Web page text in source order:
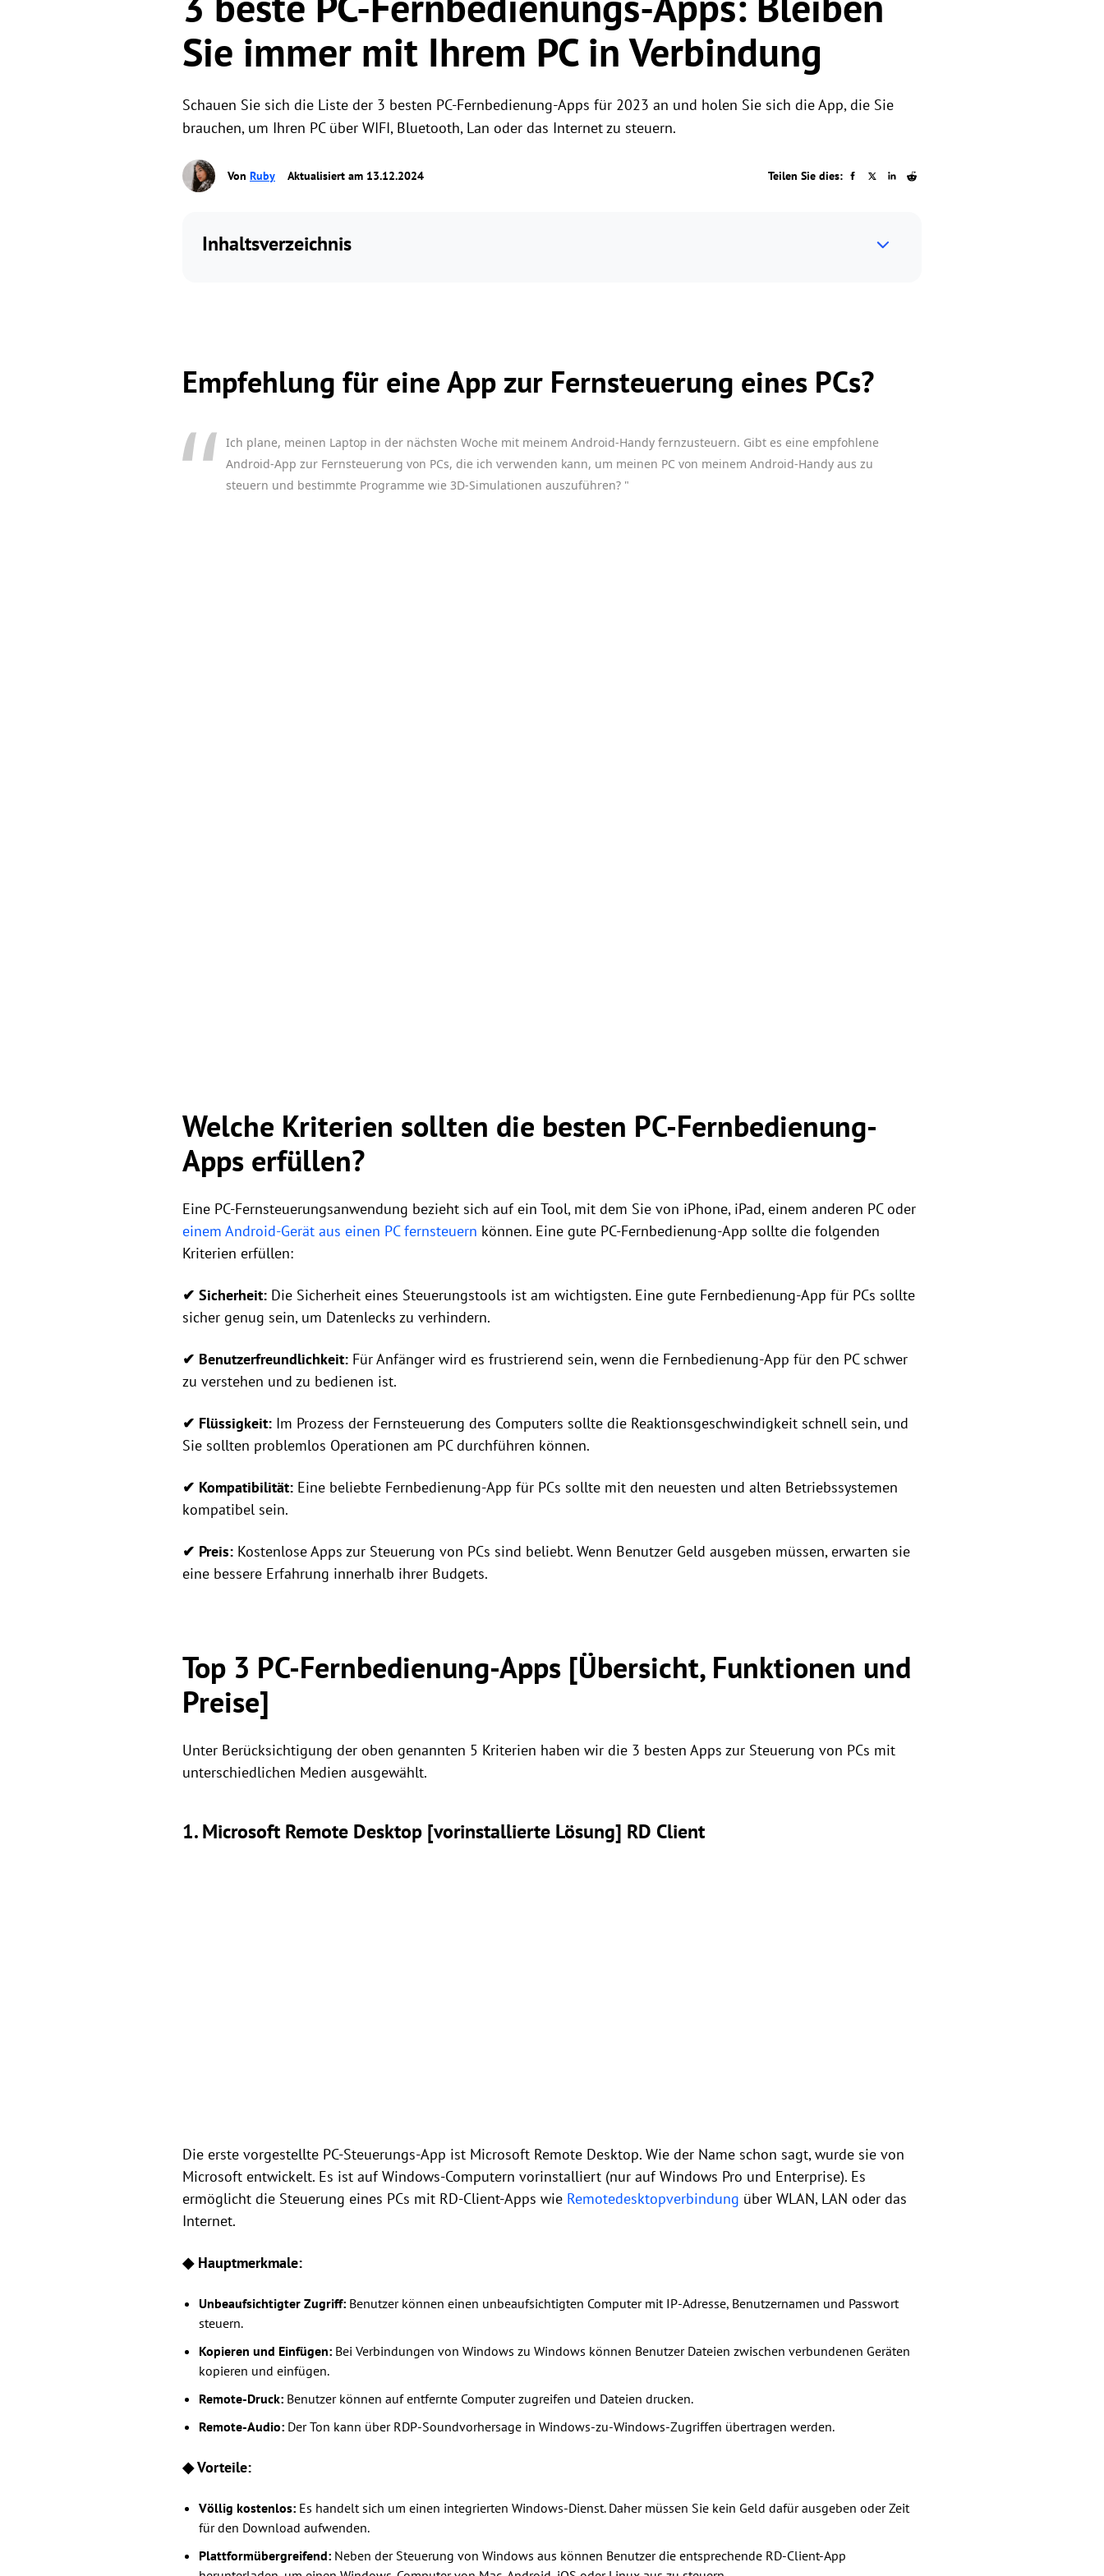
Rollenberechtigungsverwaltung
Benutzerzugriff mit flexiblen Berechtigungen
verwalten.
Sie immer mit Ihrem PC in Verbindung
Schauen Sie sich die Liste der 3 besten PC-Fernbedienung-Apps für 2023 an und holen Sie sich die App, die Sie
brauchen, um Ihren PC über WIFI, Bluetooth, Lan oder das Internet zu steuern.
Von Ruby Aktualisiert am 13.12.2024 Teilen Sie dies:
Inhaltsverzeichnis
Empfehlung für eine App zur Fernsteuerung eines PCs?
Ich plane, meinen Laptop in der nächsten Woche mit meinem Android-Handy fernzusteuern. Gibt es eine empfohlene
Android-App zur Fernsteuerung von PCs, die ich verwenden kann, um meinen PC von meinem Android-Handy aus zu
steuern und bestimmte Programme wie 3D-Simulationen auszuführen? "
Welche Kriterien sollten die besten PC-Fernbedienung-
Apps erfüllen?
Eine PC-Fernsteuerungsanwendung bezieht sich auf ein Tool, mit dem Sie von iPhone, iPad, einem anderen PC oder
einem Android-Gerät aus einen PC fernsteuern können. Eine gute PC-Fernbedienung-App sollte die folgenden
Kriterien erfüllen:
✔ Sicherheit: Die Sicherheit eines Steuerungstools ist am wichtigsten. Eine gute Fernbedienung-App für PCs sollte
sicher genug sein, um Datenlecks zu verhindern.
✔ Benutzerfreundlichkeit: Für Anfänger wird es frustrierend sein, wenn die Fernbedienung-App für den PC schwer
zu verstehen und zu bedienen ist.
✔ Flüssigkeit: Im Prozess der Fernsteuerung des Computers sollte die Reaktionsgeschwindigkeit schnell sein, und
Sie sollten problemlos Operationen am PC durchführen können.
✔ Kompatibilität: Eine beliebte Fernbedienung-App für PCs sollte mit den neuesten und alten Betriebssystemen
kompatibel sein.
✔ Preis: Kostenlose Apps zur Steuerung von PCs sind beliebt. Wenn Benutzer Geld ausgeben müssen, erwarten sie
eine bessere Erfahrung innerhalb ihrer Budgets.
Top 3 PC-Fernbedienung-Apps [Übersicht, Funktionen und
Preise]
Unter Berücksichtigung der oben genannten 5 Kriterien haben wir die 3 besten Apps zur Steuerung von PCs mit
unterschiedlichen Medien ausgewählt.
1. Microsoft Remote Desktop [vorinstallierte Lösung] RD Client
Die erste vorgestellte PC-Steuerungs-App ist Microsoft Remote Desktop. Wie der Name schon sagt, wurde sie von
Microsoft entwickelt. Es ist auf Windows-Computern vorinstalliert (nur auf Windows Pro und Enterprise). Es
ermöglicht die Steuerung eines PCs mit RD-Client-Apps wie Remotedesktopverbindung über WLAN, LAN oder das
Internet.
◆ Hauptmerkmale:
Unbeaufsichtigter Zugriff: Benutzer können einen unbeaufsichtigten Computer mit IP-Adresse, Benutzernamen und Passwort
steuern.
Kopieren und Einfügen: Bei Verbindungen von Windows zu Windows können Benutzer Dateien zwischen verbundenen Geräten
kopieren und einfügen.
Remote-Druck: Benutzer können auf entfernte Computer zugreifen und Dateien drucken.
Remote-Audio: Der Ton kann über RDP-Soundvorhersage in Windows-zu-Windows-Zugriffen übertragen werden.
◆ Vorteile:
Völlig kostenlos: Es handelt sich um einen integrierten Windows-Dienst. Daher müssen Sie kein Geld dafür ausgeben oder Zeit
für den Download aufwenden.
Plattformübergreifend: Neben der Steuerung von Windows aus können Benutzer die entsprechende RD-Client-App